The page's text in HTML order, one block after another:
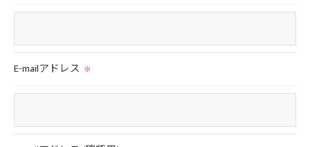
＞
止の手続を定めさせて頂いております。
ご本人である事を確認のうえ、対応させて頂きます。
E-mailアドレス ※